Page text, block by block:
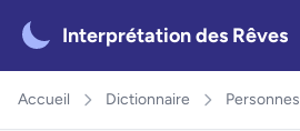
Interprétation des Rêves
Accueil Dictionnaire Personnes